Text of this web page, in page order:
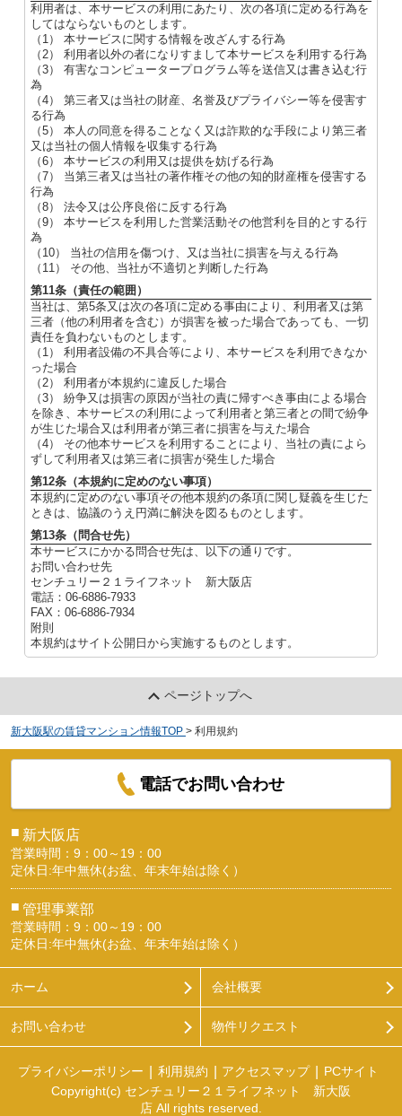
利用者は、本サービスの利用にあたり、次の各項に定める行為を
してはならないものとします。
（1） 本サービスに関する情報を改ざんする行為
（2） 利用者以外の者になりすまして本サービスを利用する行為
（3） 有害なコンピュータープログラム等を送信又は書き込む行
為
（4） 第三者又は当社の財産、名誉及びプライバシー等を侵害す
る行為
（5） 本人の同意を得ることなく又は詐欺的な手段により第三者
又は当社の個人情報を収集する行為
（6） 本サービスの利用又は提供を妨げる行為
（7） 当第三者又は当社の著作権その他の知的財産権を侵害する
行為
（8） 法令又は公序良俗に反する行為
（9） 本サービスを利用した営業活動その他営利を目的とする行
為
（10） 当社の信用を傷つけ、又は当社に損害を与える行為
（11） その他、当社が不適切と判断した行為
第11条（責任の範囲）
当社は、第5条又は次の各項に定める事由により、利用者又は第
三者（他の利用者を含む）が損害を被った場合であっても、一切
責任を負わないものとします。
（1） 利用者設備の不具合等により、本サービスを利用できなか
った場合
（2） 利用者が本規約に違反した場合
（3） 紛争又は損害の原因が当社の責に帰すべき事由による場合
を除き、本サービスの利用によって利用者と第三者との間で紛争
が生じた場合又は利用者が第三者に損害を与えた場合
（4） その他本サービスを利用することにより、当社の責によら
ずして利用者又は第三者に損害が発生した場合
第12条（本規約に定めのない事項）
本規約に定めのない事項その他本規約の条項に関し疑義を生じた
ときは、協議のうえ円満に解決を図るものとします。
第13条（問合せ先）
本サービスにかかる問合せ先は、以下の通りです。
お問い合わせ先
センチュリー２１ライフネット 新大阪店
電話：06-6886-7933
FAX：06-6886-7934
附則
本規約はサイト公開日から実施するものとします。
ページトップへ
新大阪駅の賃貸マンション情報TOP > 利用規約
電話でお問い合わせ
■ 新大阪店
営業時間：9：00～19：00
定休日:年中無休(お盆、年末年始は除く）
■ 管理事業部
営業時間：9：00～19：00
定休日:年中無休(お盆、年末年始は除く）
ホーム 会社概要
お問い合わせ 物件リクエスト
プライバシーポリシー 利用規約 アクセスマップ
PCサイト
Copyright(c) センチュリー２１ライフネット 新大阪
店 All rights reserved.